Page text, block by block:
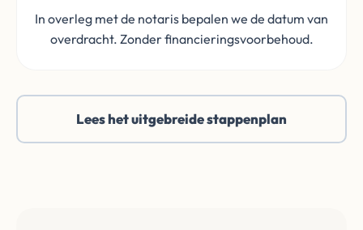
In overleg met de notaris bepalen we de datum van
overdracht. Zonder financieringsvoorbehoud.
Lees het uitgebreide stappenplan